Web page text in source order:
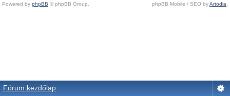
Powered by phpBB © phpBB Group. phpBB Mobile / SEO byArtodia.
Fórum kezdőlap